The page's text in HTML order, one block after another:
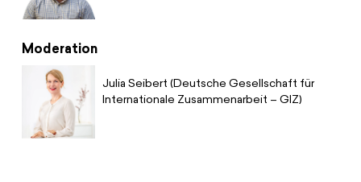
Moderation
Julia Seibert (Deutsche Gesellschaft für
Internationale Zusammenarbeit – GIZ)